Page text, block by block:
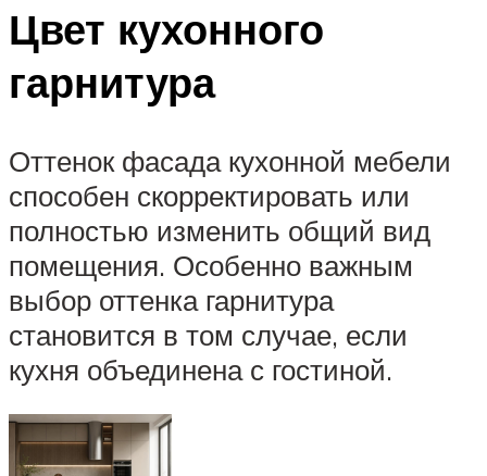
Цвет кухонного
гарнитура
Оттенок фасада кухонной мебели
способен скорректировать или
полностью изменить общий вид
помещения. Особенно важным
выбор оттенка гарнитура
становится в том случае, если
кухня объединена с гостиной.